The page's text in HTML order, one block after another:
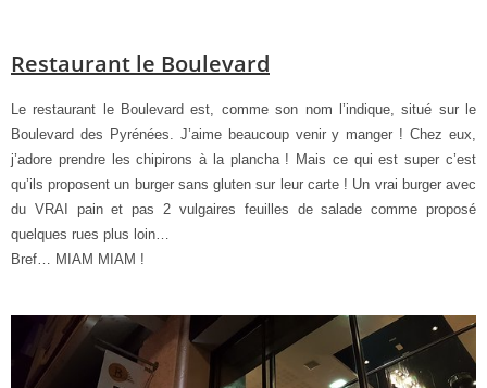
Restaurant le Boulevard
Le restaurant le Boulevard est, comme son nom l’indique, situé sur le
Boulevard des Pyrénées. J’aime beaucoup venir y manger ! Chez eux,
j’adore prendre les chipirons à la plancha ! Mais ce qui est super c’est
qu’ils proposent un burger sans gluten sur leur carte ! Un vrai burger avec
du VRAI pain et pas 2 vulgaires feuilles de salade comme proposé
quelques rues plus loin…
Bref… MIAM MIAM !